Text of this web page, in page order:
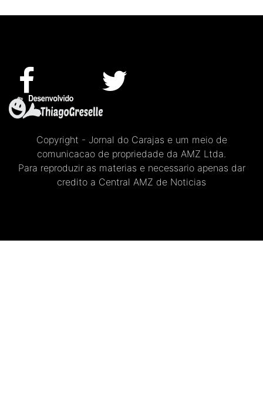
Copyright - Jornal do Carajas e um meio de
comunicacao de propriedade da AMZ Ltda.
Para reproduzir as materias e necessario apenas dar
credito a Central AMZ de Noticias